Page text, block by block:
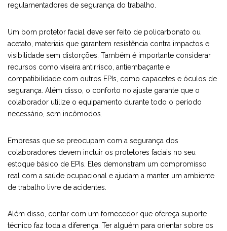
regulamentadores de segurança do trabalho.
Um bom protetor facial deve ser feito de policarbonato ou
acetato, materiais que garantem resistência contra impactos e
visibilidade sem distorções. Também é importante considerar
recursos como viseira antirrisco, antiembaçante e
compatibilidade com outros EPIs, como capacetes e óculos de
segurança. Além disso, o conforto no ajuste garante que o
colaborador utilize o equipamento durante todo o período
necessário, sem incômodos.
Empresas que se preocupam com a segurança dos
colaboradores devem incluir os protetores faciais no seu
estoque básico de EPIs. Eles demonstram um compromisso
real com a saúde ocupacional e ajudam a manter um ambiente
de trabalho livre de acidentes.
Além disso, contar com um fornecedor que ofereça suporte
técnico faz toda a diferença. Ter alguém para orientar sobre os